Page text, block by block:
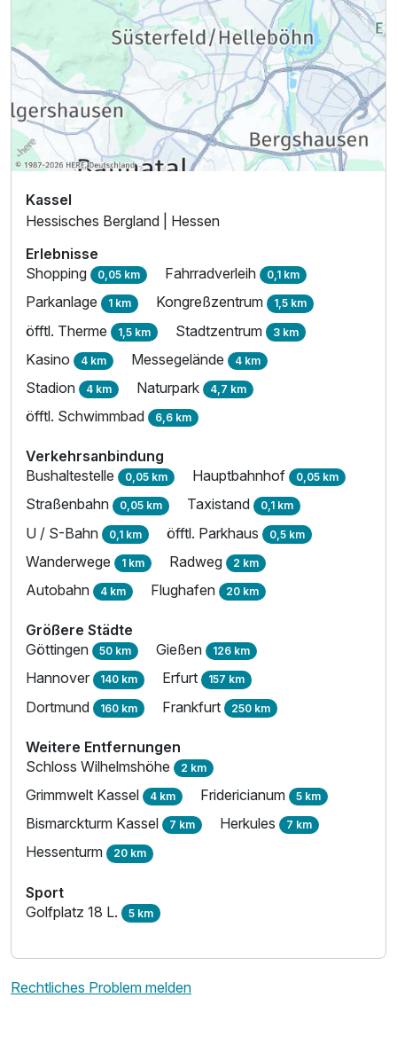
Kassel
Hessisches Bergland | Hessen
Erlebnisse
Shopping 0,05 km Fahrradverleih 0,1 km
Parkanlage 1 km Kongreßzentrum 1,5 km
öfftl. Therme 1,5 km Stadtzentrum 3 km
Kasino 4 km Messegelände 4 km
Stadion 4 km Naturpark 4,7 km
öfftl. Schwimmbad 6,6 km
Verkehrsanbindung
Bushaltestelle 0,05 km Hauptbahnhof 0,05 km
Straßenbahn 0,05 km Taxistand 0,1 km
U / S-Bahn 0,1 km öfftl. Parkhaus 0,5 km
Wanderwege 1 km Radweg 2 km
Autobahn 4 km Flughafen 20 km
Größere Städte
Göttingen 50 km Gießen 126 km
Hannover 140 km Erfurt 157 km
Dortmund 160 km Frankfurt 250 km
Weitere Entfernungen
Schloss Wilhelmshöhe 2 km
Grimmwelt Kassel 4 km Fridericianum 5 km
Bismarckturm Kassel 7 km Herkules 7 km
Hessenturm 20 km
Sport
Golfplatz 18 L. 5 km
Rechtliches Problem melden